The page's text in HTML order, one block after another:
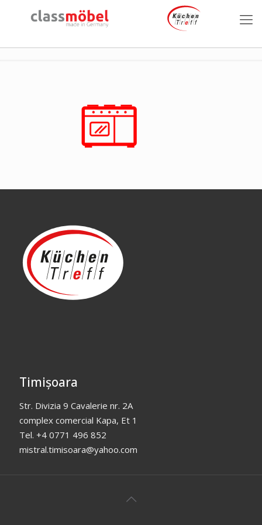
Timișoara
Str. Divizia 9 Cavalerie nr. 2A
complex comercial Kapa, Et 1
Tel. +4 0771 496 852
mistral.timisoara@yahoo.com